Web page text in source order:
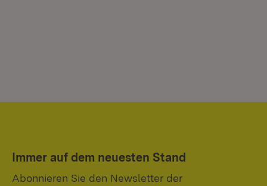
Immer auf dem neuesten Stand
Abonnieren Sie den Newsletter der